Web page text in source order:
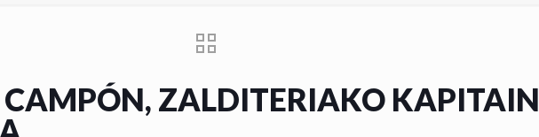
ZALDITERIAKO KAPITAIN